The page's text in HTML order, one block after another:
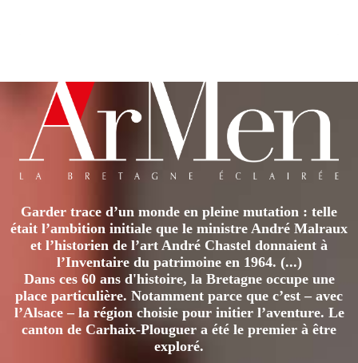
Garder trace d’un monde en pleine mutation : telle
était l’ambition initiale que le ministre André Malraux
et l’historien de l’art André Chastel donnaient à
l’Inventaire du patrimoine en 1964. (...)
Dans ces 60 ans d'histoire, la Bretagne occupe une
place particulière. Notamment parce que c’est – avec
l’Alsace – la région choisie pour initier l’aventure. Le
canton de Carhaix-Plouguer a été le premier à être
exploré.